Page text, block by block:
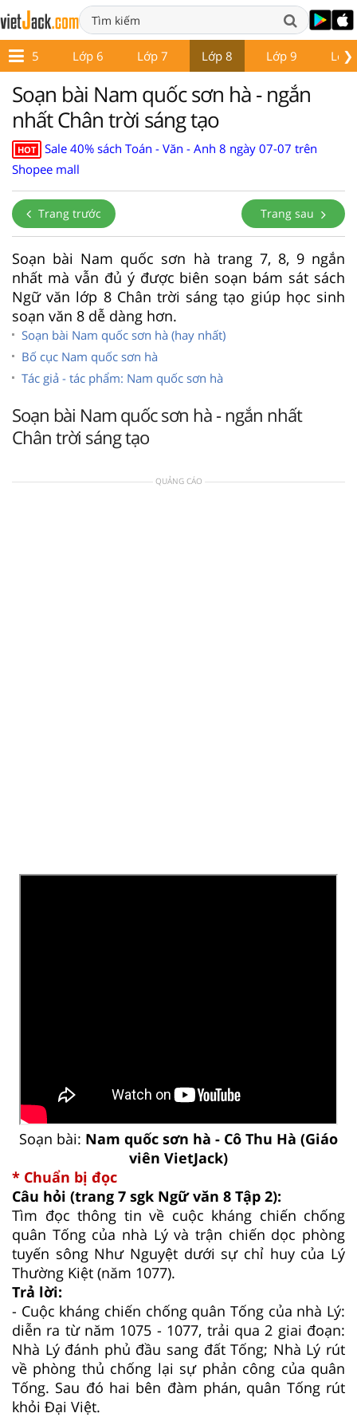
❯
Lớp 5 Lớp 6 Lớp 7 Lớp 8 Lớp 9 Lớp
Soạn bài Nam quốc sơn hà - ngắn
nhất Chân trời sáng tạo
HOT
Sale 40% sách Toán - Văn - Anh 8 ngày 07-07 trên
Shopee mall
Trang trước Trang sau
Soạn bài Nam quốc sơn hà trang 7, 8, 9 ngắn
nhất mà vẫn đủ ý được biên soạn bám sát sách
Ngữ văn lớp 8 Chân trời sáng tạo giúp học sinh
soạn văn 8 dễ dàng hơn.
Soạn bài Nam quốc sơn hà (hay nhất)
Bố cục Nam quốc sơn hà
Tác giả - tác phẩm: Nam quốc sơn hà
Soạn bài Nam quốc sơn hà - ngắn nhất
Chân trời sáng tạo
QUẢNG CÁO
Soạn bài: Nam quốc sơn hà - Cô Thu Hà (Giáo
viên VietJack)
* Chuẩn bị đọc
Câu hỏi (trang 7 sgk Ngữ văn 8 Tập 2):
Tìm đọc thông tin về cuộc kháng chiến chống
quân Tống của nhà Lý và trận chiến dọc phòng
tuyến sông Như Nguyệt dưới sự chỉ huy của Lý
Thường Kiệt (năm 1077).
Trả lời:
- Cuộc kháng chiến chống quân Tống của nhà Lý:
diễn ra từ năm 1075 - 1077, trải qua 2 giai đoạn:
Nhà Lý đánh phủ đầu sang đất Tống; Nhà Lý rút
về phòng thủ chống lại sự phản công của quân
Tống. Sau đó hai bên đàm phán, quân Tống rút
khỏi Đại Việt.